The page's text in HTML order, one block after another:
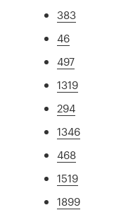
383
46
497
1319
294
1346
468
1519
1899